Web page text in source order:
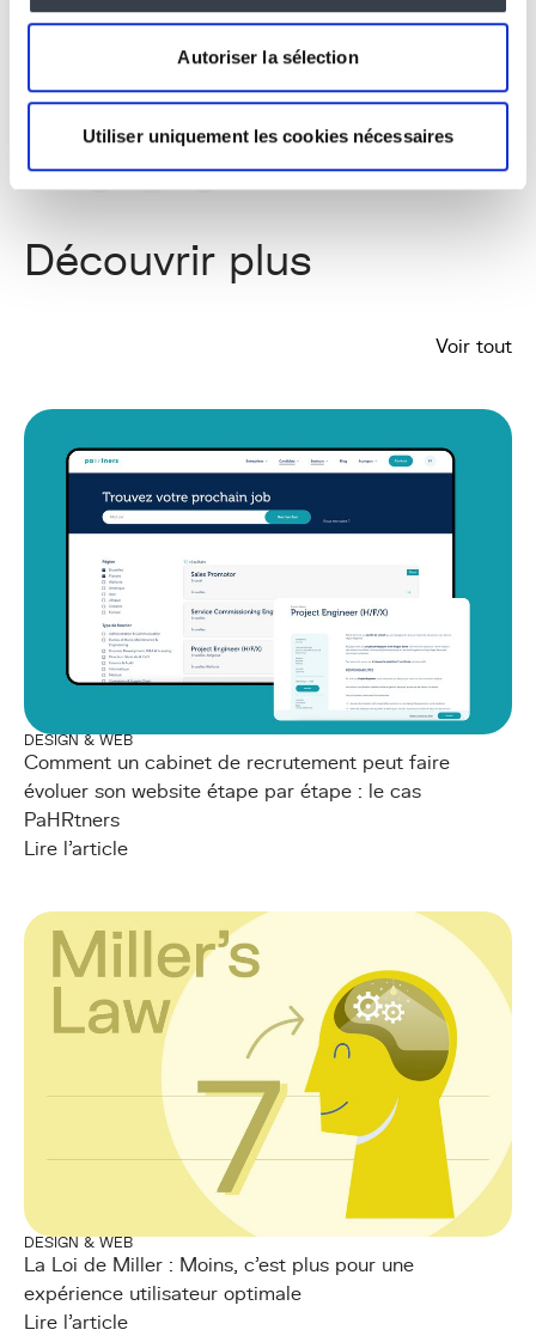
Autoriser la sélection
Utiliser uniquement les cookies nécessaires
Interfaces d'administration, Design System
SHARE
Découvrir plus
Voir tout
DESIGN & WEB
Comment un cabinet de recrutement peut faire
évoluer son website étape par étape : le cas
PaHRtners
Lire l'article
DESIGN & WEB
La Loi de Miller : Moins, c'est plus pour une
expérience utilisateur optimale
Lire l'article